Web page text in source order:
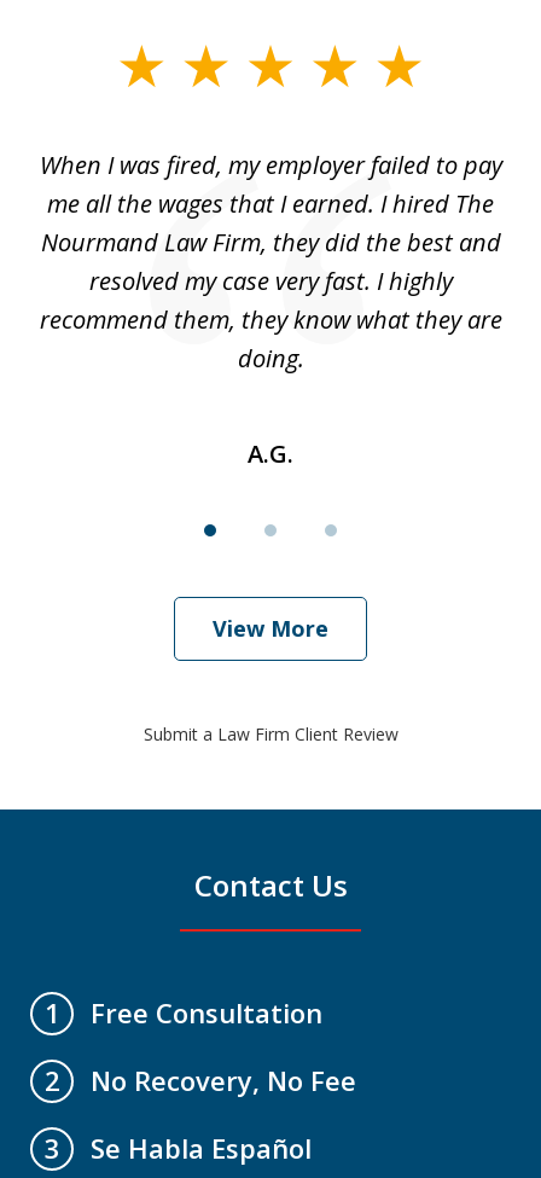
When I was fired, my employer failed to pay
me all the wages that I earned. I hired The
Nourmand Law Firm, they did the best and
resolved my case very fast. I highly
recommend them, they know what they are
doing.
A.G.
View More
Submit a Law Firm Client Review
Contact Us
1
Free Consultation
2
No Recovery, No Fee
3
Se Habla Español